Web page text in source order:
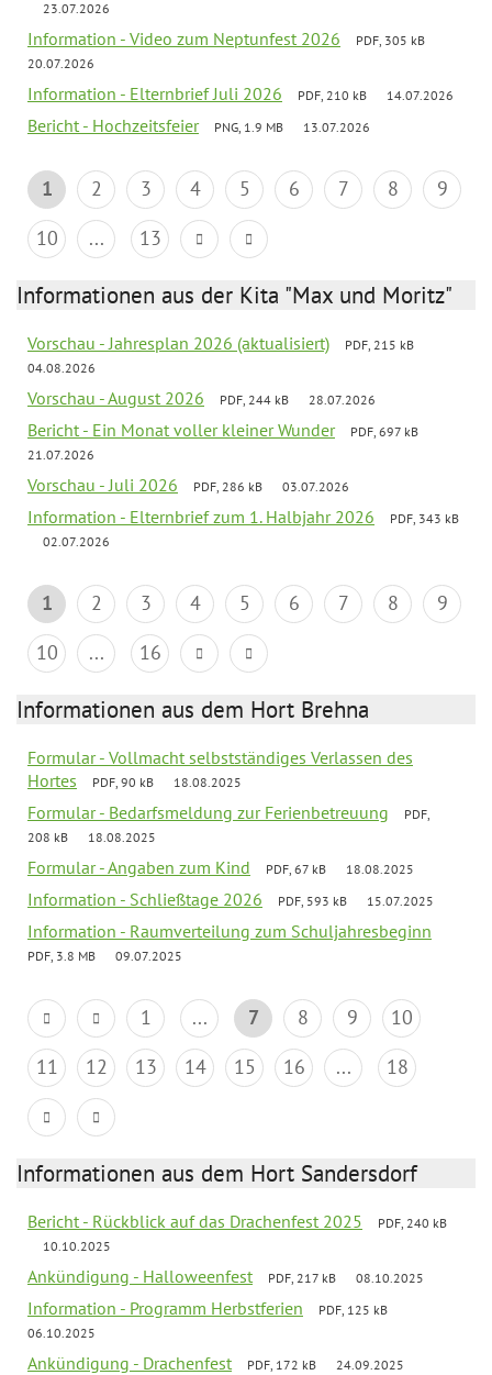
23.07.2026
Information - Video zum Neptunfest 2026
PDF, 305 kB
20.07.2026
Information - Elternbrief Juli 2026 PDF, 210 kB 14.07.2026
Bericht - Hochzeitsfeier PNG, 1.9 MB 13.07.2026
1 2 3 4 5 6 7 8
9
10
... 13
Informationen aus der Kita "Max und Moritz"
Vorschau - Jahresplan 2026 (aktualisiert)
PDF, 215 kB
04.08.2026
Vorschau - August 2026 PDF, 244 kB 28.07.2026
Bericht - Ein Monat voller kleiner Wunder
PDF, 697 kB
21.07.2026
Vorschau - Juli 2026 PDF, 286 kB 03.07.2026
Information - Elternbrief zum 1. Halbjahr 2026
PDF, 343 kB
02.07.2026
1 2 3 4 5 6 7 8
9
10
... 16
Informationen aus dem Hort Brehna
Formular - Vollmacht selbstständiges Verlassen des
Hortes
PDF, 90 kB 18.08.2025
Formular - Bedarfsmeldung zur Ferienbetreuung
PDF,
208 kB
18.08.2025
Formular - Angaben zum Kind PDF, 67 kB 18.08.2025
Information - Schließtage 2026 PDF, 593 kB 15.07.2025
Information - Raumverteilung zum Schuljahresbeginn
PDF, 3.8 MB 09.07.2025
1 ... 7 8 9
10
11
12 13 14 15 16 ... 18
Informationen aus dem Hort Sandersdorf
Bericht - Rückblick auf das Drachenfest 2025
PDF, 240 kB
10.10.2025
Ankündigung - Halloweenfest PDF, 217 kB 08.10.2025
Information - Programm Herbstferien
PDF, 125 kB
06.10.2025
Ankündigung - Drachenfest PDF, 172 kB 24.09.2025